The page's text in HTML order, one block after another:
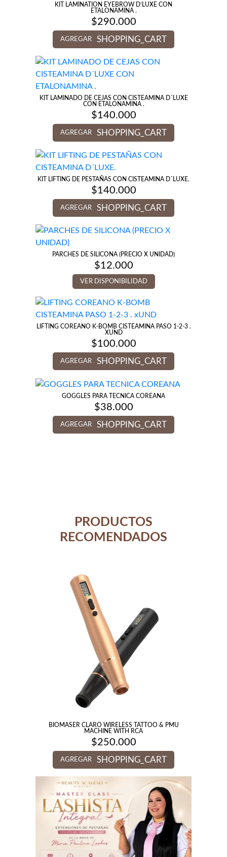
KIT LAMINATION EYEBROW D’LUXE CON
ETALONAMINA .
$290.000
AGREGAR SHOPPING_CART
KIT LAMINADO DE CEJAS CON CISTEAMINA D´LUXE
CON ETALONAMINA .
$140.000
AGREGAR SHOPPING_CART
KIT LIFTING DE PESTAÑAS CON CISTEAMINA D´LUXE.
$140.000
AGREGAR SHOPPING_CART
PARCHES DE SILICONA (PRECIO X UNIDAD)
$12.000
VER DISPONIBILIDAD
LIFTING COREANO K-BOMB CISTEAMINA PASO 1-2-3 .
XUND
$100.000
AGREGAR SHOPPING_CART
GOGGLES PARA TECNICA COREANA
$38.000
AGREGAR SHOPPING_CART
PRODUCTOS
RECOMENDADOS
BIOMASER CLARO WIRELESS TATTOO & PMU
MACHINE WITH RCA
$250.000
AGREGAR SHOPPING_CART